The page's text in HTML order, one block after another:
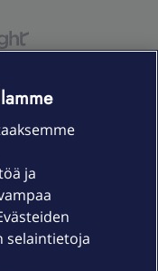
ja
selaintietoja